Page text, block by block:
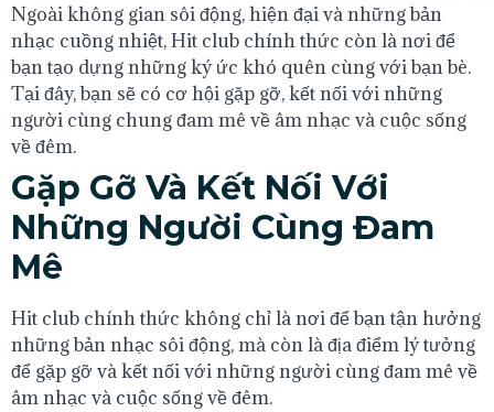
Ngoài không gian sôi động, hiện đại và những bản
nhạc cuồng nhiệt, Hit club chính thức còn là nơi để
bạn tạo dựng những ký ức khó quên cùng với bạn bè.
Tại đây, bạn sẽ có cơ hội gặp gỡ, kết nối với những
người cùng chung đam mê về âm nhạc và cuộc sống
về đêm.
Gặp Gỡ Và Kết Nối Với
Những Người Cùng Đam
Mê
Hit club chính thức không chỉ là nơi để bạn tận hưởng
những bản nhạc sôi động, mà còn là địa điểm lý tưởng
để gặp gỡ và kết nối với những người cùng đam mê về
âm nhạc và cuộc sống về đêm.